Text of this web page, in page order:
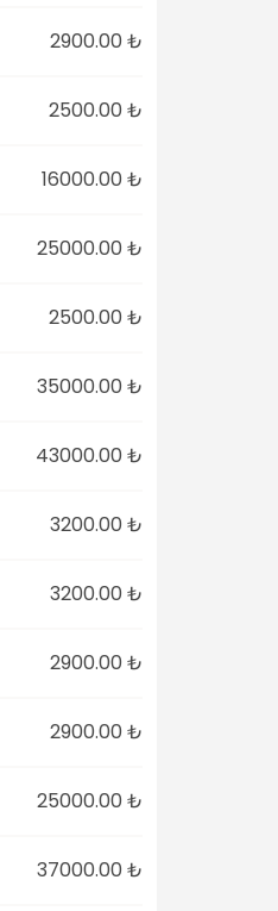
2900.00 ₺
2500.00 ₺
16000.00 ₺
25000.00 ₺
2500.00 ₺
35000.00 ₺
43000.00 ₺
3200.00 ₺
3200.00 ₺
2900.00 ₺
2900.00 ₺
25000.00 ₺
37000.00 ₺